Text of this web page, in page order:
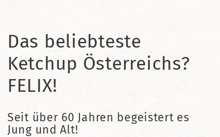
Das beliebteste
Ketchup Österreichs?
FELIX!
Seit über 60 Jahren begeistert es
Jung und Alt!